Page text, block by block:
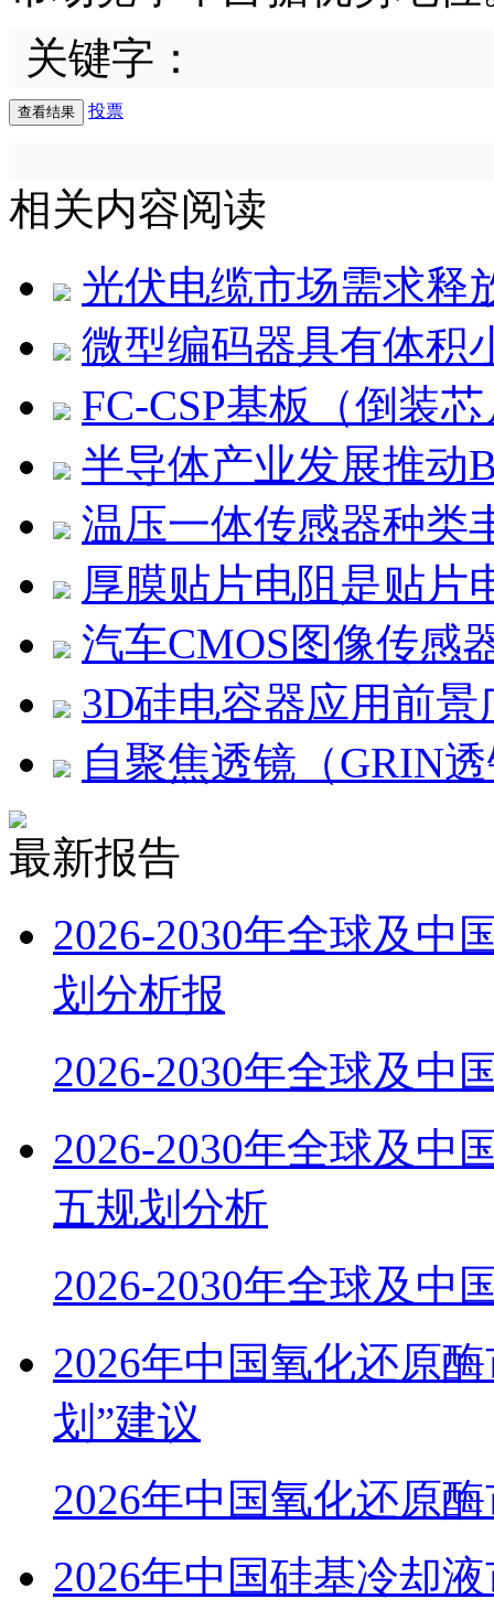
关键字：
投票
相关内容阅读
光伏电缆市场需求释
微型编码器具有体积
FC-CSP基板（倒装
半导体产业发展推动
温压一体传感器种类
厚膜贴片电阻是贴片
汽车CMOS图像传感
3D硅电容器应用前
自聚焦透镜（GRIN
最新报告
2026-2030年全球及中
划分析报
2026-2030年全球及中
2026-2030年全球及中
五规划分析
2026-2030年全球及中
2026年中国氧化还原
划”建议
2026年中国氧化还原
2026年中国硅基冷却